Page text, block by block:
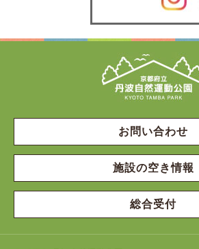
お問い合わせ
施設の空き情報
総合受付